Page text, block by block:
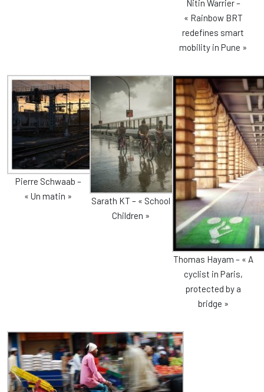
Nitin Warrier –
« Rainbow BRT
redefines smart
mobility in Pune »
Pierre Schwaab –
« Un matin »
Sarath KT – « School
Children »
Thomas Hayam – « A
cyclist in Paris,
protected by a
bridge »